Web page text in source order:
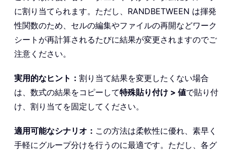
に割り当てられます。ただし、RANDBETWEEN は揮発
性関数のため、セルの編集やファイルの再開などワーク
シートが再計算されるたびに結果が変更されますのでご
注意ください。
実用的なヒント： 割り当て結果を変更したくない場合
は、数式の結果をコピーして特殊貼り付け > 値で貼り付
け、割り当てを固定してください。
適用可能なシナリオ： この方法は柔軟性に優れ、素早く
手軽にグループ分けを行うのに最適です。ただし、各グ